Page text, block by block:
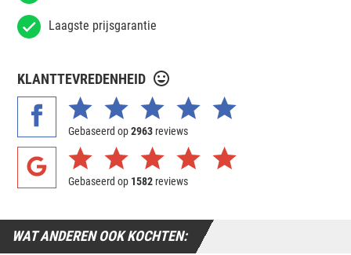
Laagste prijsgarantie
KLANTTEVREDENHEID
Gebaseerd op2963 reviews
Gebaseerd op 1582 reviews
WAT ANDEREN OOK KOCHTEN: